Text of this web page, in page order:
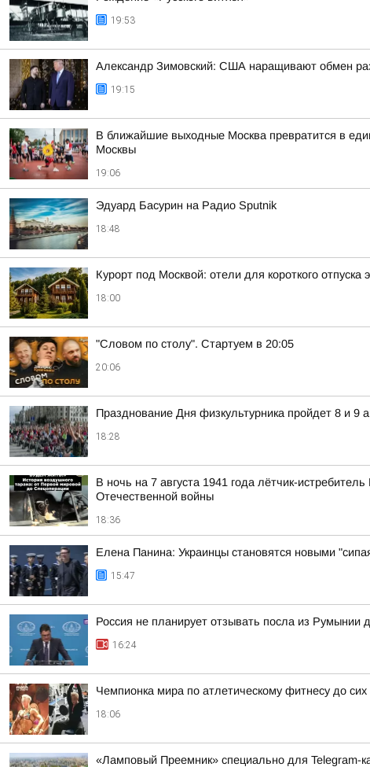
19:53
Александр Зимовский: США наращивают обмен
19:15
В ближайшие выходные Москва превратится в
Москвы
19:06
Эдуард Басурин на Радио Sputnik
18:48
Курорт под Москвой: отели для короткого отпуска
18:00
"Словом по столу". Стартуем в 20:05
20:06
Празднование Дня физкультурника пройдет 8 и 9
18:28
В ночь на 7 августа 1941 года лётчик-
Отечественной войны
18:36
Елена Панина: Украинцы становятся новыми
15:47
Россия не планирует отзывать посла из
16:24
Чемпионка мира по атлетическому фитнесу до
18:06
«Ламповый Преемник» специально для Telegram-